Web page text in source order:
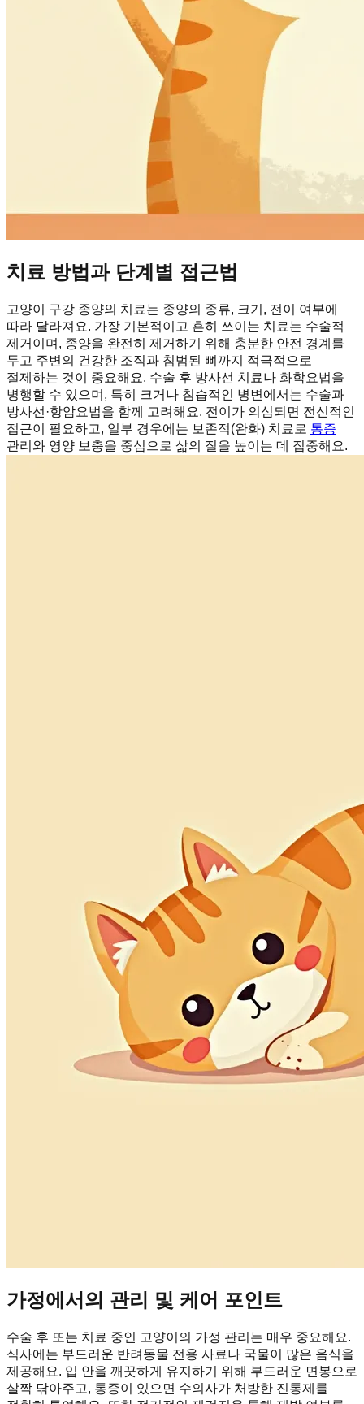
치료 방법과 단계별 접근법
고양이 구강 종양의 치료는 종양의 종류, 크기, 전이 여부에
따라 달라져요. 가장 기본적이고 흔히 쓰이는 치료는 수술적
제거이며, 종양을 완전히 제거하기 위해 충분한 안전 경계를
두고 주변의 건강한 조직과 침범된 뼈까지 적극적으로
절제하는 것이 중요해요. 수술 후 방사선 치료나 화학요법을
병행할 수 있으며, 특히 크거나 침습적인 병변에서는 수술과
방사선·항암요법을 함께 고려해요. 전이가 의심되면 전신적인
접근이 필요하고, 일부 경우에는 보존적(완화) 치료로 통증
관리와 영양 보충을 중심으로 삶의 질을 높이는 데 집중해요.
가정에서의 관리 및 케어 포인트
수술 후 또는 치료 중인 고양이의 가정 관리는 매우 중요해요.
식사에는 부드러운 반려동물 전용 사료나 국물이 많은 음식을
제공해요. 입 안을 깨끗하게 유지하기 위해 부드러운 면봉으로
살짝 닦아주고, 통증이 있으면 수의사가 처방한 진통제를